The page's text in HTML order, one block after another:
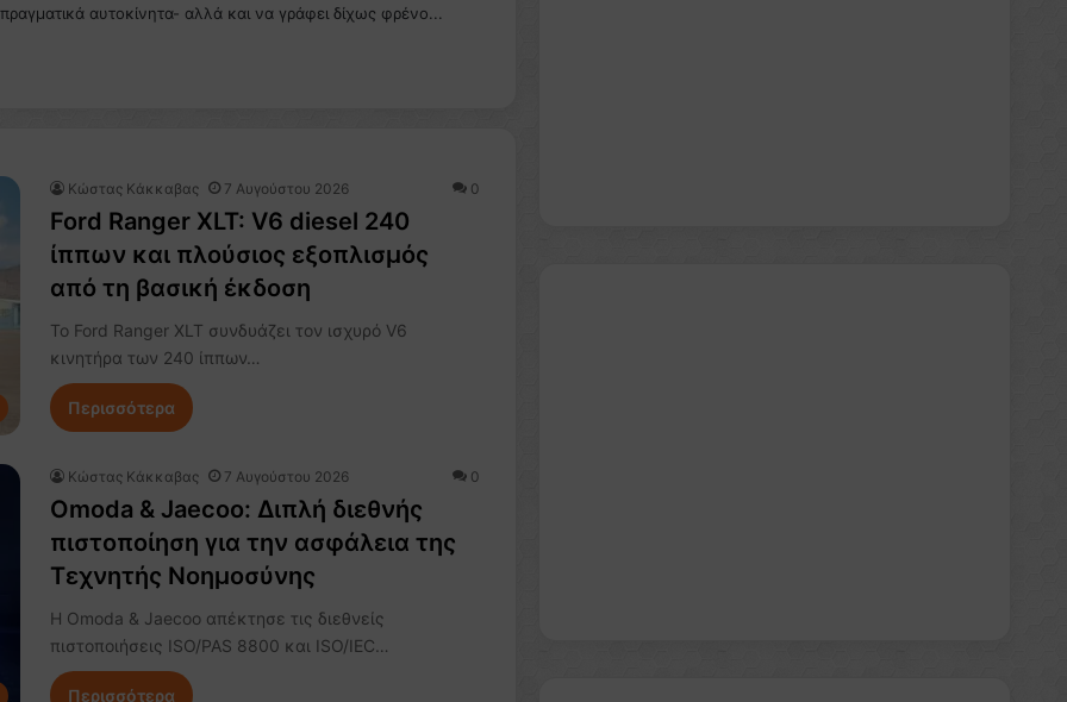
αυτοκίνητα- αλλά και να γράφει δίχως φρένο...
Κώστας Κάκκαβας 7 Αυγούστου 2026 0
Ford Ranger XLT: V6 diesel 240
ίππων και πλούσιος εξοπλισμός
από τη βασική έκδοση
Το Ford Ranger XLT συνδυάζει τον ισχυρό V6
κινητήρα των 240 ίππων…
Περισσότερα
Κώστας Κάκκαβας 7 Αυγούστου 2026 0
Omoda & Jaecoo: Διπλή διεθνής
πιστοποίηση για την ασφάλεια της
Τεχνητής Νοημοσύνης
Η Omoda & Jaecoo απέκτησε τις διεθνείς
πιστοποιήσεις ISO/PAS 8800 και ISO/IEC…
Περισσότερα